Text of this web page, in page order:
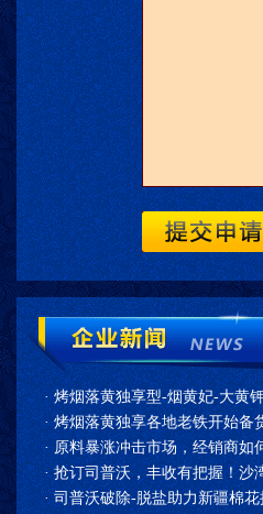
·烤烟落黄独享型-烟黄妃-大黄
·烤烟落黄独享各地老铁开始备
·原料暴涨冲击市场，经销商如
·抢订司普沃，丰收有把握！沙
·司普沃破除-脱盐助力新疆棉